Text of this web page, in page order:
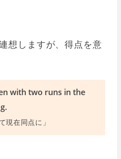
想しますが、得点を意
with two runs in the
現在同点に」